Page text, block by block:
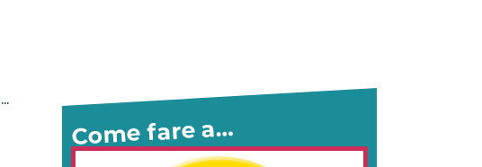
Come fare a…